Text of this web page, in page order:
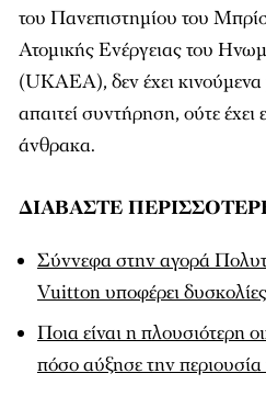
του Πανεπιστημίου του
Ατομικής Ενέργειας του
(UKAEA), δεν έχει
απαιτεί συντήρηση, ούτε έχει
άνθρακα.
ΔΙΑΒΑΣΤΕ
Σύννεφα στην αγορά
Vuitton υποφέρει
Ποια είναι η πλουσιότερη
πόσο αύξησε την